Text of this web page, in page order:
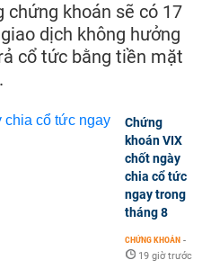
khoán sẽ có 17
dịch không hưởng
cổ tức bằng tiền mặt
Chứng
khoán VIX
chốt ngày
chia cổ tức
ngay trong
tháng 8
CHỨNG KHOÁN -
19 giờ trước